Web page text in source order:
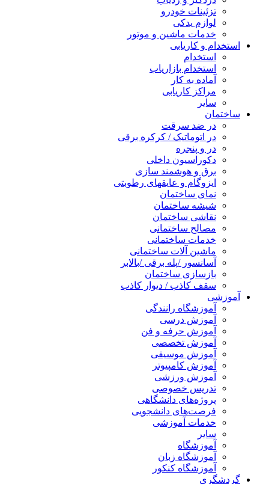
تزئینات خودرو
لوازم یدکی
خدمات ماشین و موتور
استخدام و کاریابی
استخدام
استخدام بازاریاب
آماده به کار
مراکز کاریابی
سایر
ساختمان
در ضد سرقت
در اتوماتیک / کرکره برقی
در و پنجره
دکوراسیون داخلی
برق و هوشمند سازی
ایزوگام و عایقهای رطوبتی
نمای ساختمان
شیشه ساختمان
نقاشی ساختمان
مصالح ساختمانی
خدمات ساختمانی
ماشین آلات ساختمانی
آسانسور /پله برقی /بالابر
بازسازی ساختمان
سقف کاذب / دیوار کاذب
آموزشی
آموزشگاه رانندگی
آموزش درسی
آموزش حرفه و فن
آموزش تخصصی
آموزش موسیقی
آموزش کامپیوتر
آموزش ورزشی
تدریس خصوصی
پروژه‌های دانشگاهی
فرصت‌های دانشجویی
خدمات آموزشی
سایر
آموزشگاه
آموزشگاه زبان
آموزشگاه کنکور
گردشگری